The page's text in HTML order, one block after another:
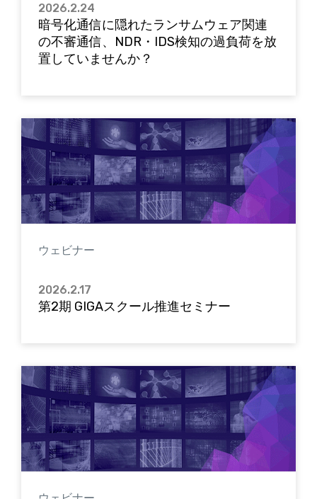
2026.2.24
暗号化通信に隠れたランサムウェア関連
の不審通信、NDR・IDS検知の過負荷を放
置していませんか？
ウェビナー
2026.2.17
第2期 GIGAスクール推進セミナー